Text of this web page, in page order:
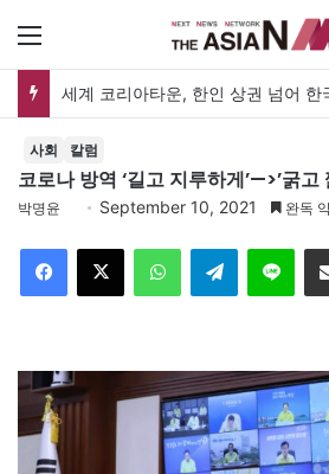
세계 코리아타운, 한인 상권 넘어 한
사회 칼럼
코로나 방역 ‘길고 지루하게’—>’굵고
박명윤 September 10, 2021 완독
Telegram